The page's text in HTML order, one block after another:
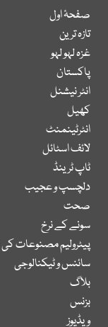
صفحۂ اول
تازہ ترین
غزہ لہو لہو
پاکستان
انٹر نیشنل
کھیل
انٹرٹینمنٹ
لائف اسٹائل
ٹاپ ٹرینڈ
دلچسپ و عجیب
صحت
سونے کے نرخ
پیٹرولیم مصنوعات
سائنس و ٹیکنالوجی
بلاگ
بزنس
ویڈیوز